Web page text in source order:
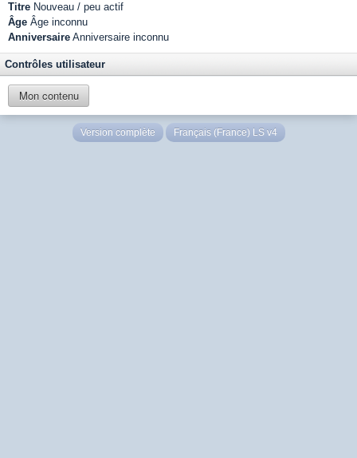
Titre Nouveau / peu actif
Âge Âge inconnu
Anniversaire Anniversaire inconnu
Contrôles utilisateur
Mon contenu
Version complète Français (France) LS v4